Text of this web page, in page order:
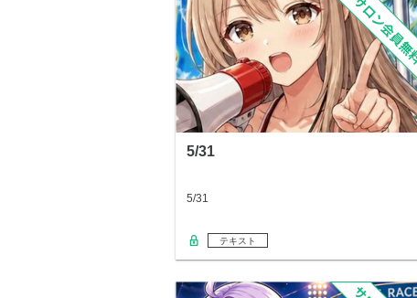
5/31
5/31
テキスト